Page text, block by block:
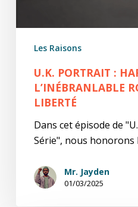
vers
Les Raisons
U.K. PORTRAIT :
L’INÉBRANLABLE
LIBERTÉ
Dans cet épisode de
Série", nous
Mr. Jayden
01/03/2025